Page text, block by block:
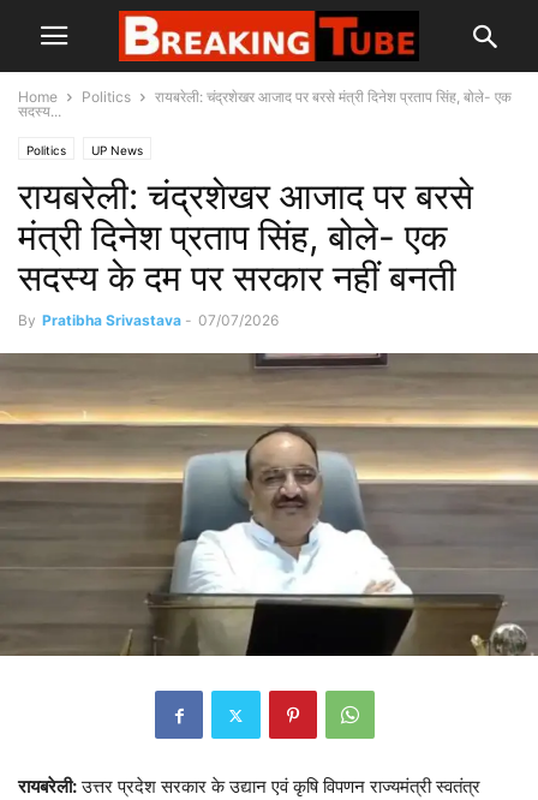
Home Politics
रायबरेली: चंद्रशेखर आजाद पर बरसे मंत्री दिनेश प्रताप सिंह, बोले- एक
सदस्य...
Politics UP News
रायबरेली: चंद्रशेखर आजाद पर बरसे
मंत्री दिनेश प्रताप सिंह, बोले- एक
सदस्य के दम पर सरकार नहीं बनती
By Pratibha Srivastava - 07/07/2026
रायबरेली:उत्तर प्रदेश सरकार के उद्यान एवं कृषि विपणन राज्यमंत्री स्वतंत्र